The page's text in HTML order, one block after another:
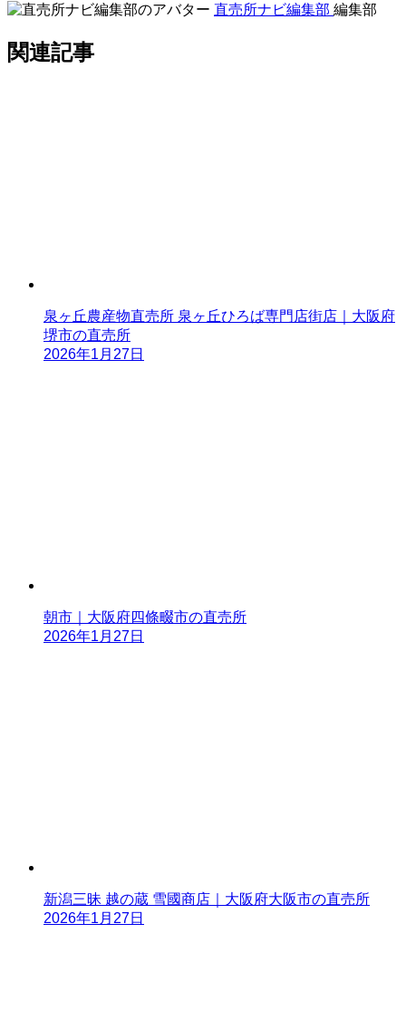
直売所ナビ編集部 編集部
関連記事
泉ヶ丘農産物直売所 泉ヶ丘ひろば専門店街店｜大阪府
堺市の直売所
2026年1月27日
朝市｜大阪府四條畷市の直売所
2026年1月27日
新潟三昧 越の蔵 雪國商店｜大阪府大阪市の直売所
2026年1月27日